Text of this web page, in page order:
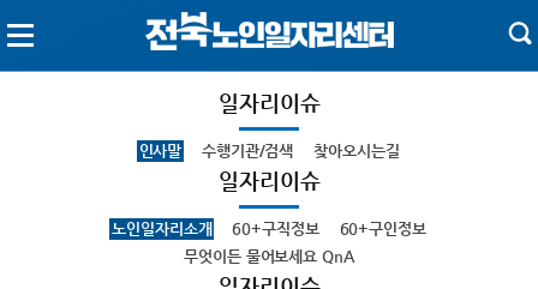
일자리이슈
인사말 수행기관/검색 찾아오시는길
일자리이슈
노인일자리소개 60+구직정보
60+구인정보
무엇이든 물어보세요 QnA